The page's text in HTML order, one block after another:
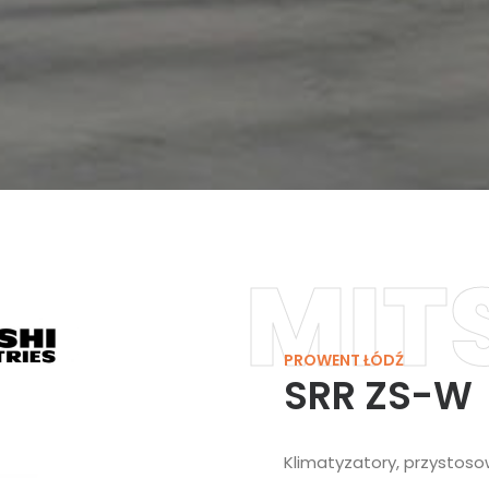
PROWENT ŁÓDŹ
SRR ZS-W
Klimatyzatory,